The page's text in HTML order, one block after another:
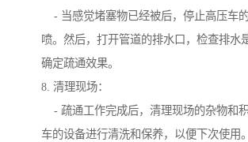
- 当感觉堵塞物已经被后，停止高压车
喷。然后，打开管道的排水口，检查排水
确定疏通效果。
8. 清理现场：
- 疏通工作完成后，清理现场的杂物和
车的设备进行清洗和保养，以便下次使用。